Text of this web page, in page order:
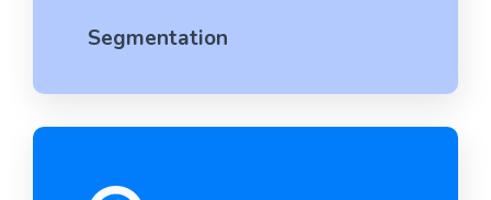
Segmentation